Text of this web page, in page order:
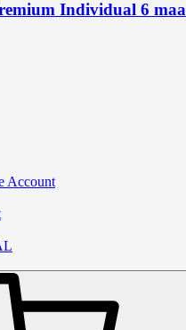
Individual 6
Account